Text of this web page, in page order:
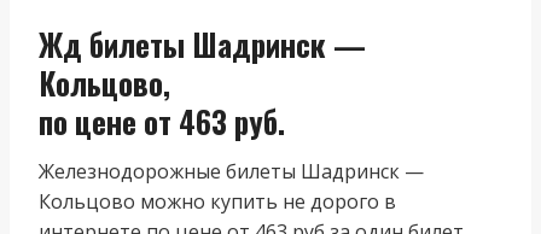
Жд билеты Шадринск —
Кольцово,
по цене от 463 руб.
Железнодорожные билеты Шадринск —
Кольцово можно купить не дорого в